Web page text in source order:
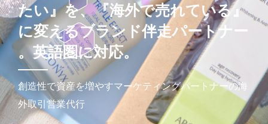
たい』を、『海外で売れている』
に変えるブラン ド伴走パートナー
。英語圏に対応。
創造性で資産を増やすマーケティングパートナーの海
外取引営業代行